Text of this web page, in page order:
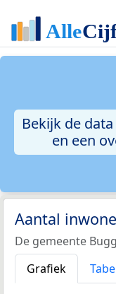
Bekijk de
en een
Aantal
De gemeente
Grafiek